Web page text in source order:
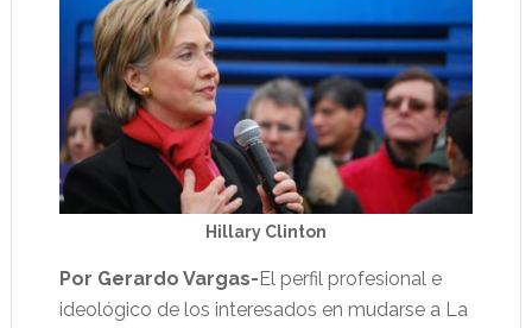
Hillary Clinton
Por Gerardo Vargas-El perfil profesional e
ideológico de los interesados en mudarse a La